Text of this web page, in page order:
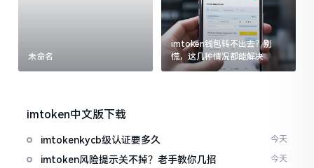
未命名
imtoken钱包转不出去？别
慌，这几种情况都能解决
imtoken中文版下载
imtokenkycb级认证要多久 今天
imtoken风险提示关不掉？老手教你几招 今天